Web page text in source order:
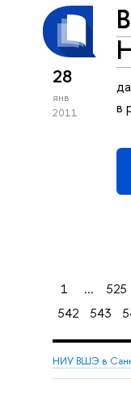
28
янв
2011
в
1 ... 525
542
543
НИУ ВШЭ в